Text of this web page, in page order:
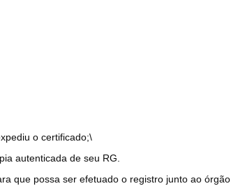
o certificado;\
autenticada de seu RG.
que possa ser efetuado o registro junto ao órgão